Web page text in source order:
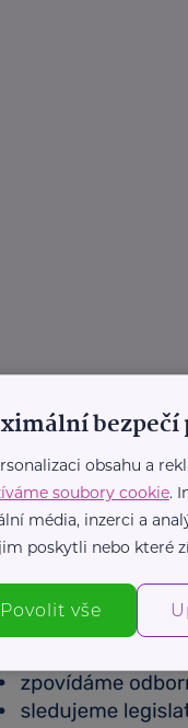
bezpečí
obsahu a
soubory cookie.
média, inzerci a
poskytli nebo které
Povolit vše